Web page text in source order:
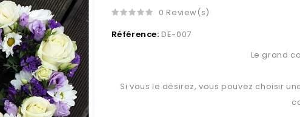
0 Review(s)
Référence: DE-007
Le grand
Si vous le désirez, vous pouvez choisir